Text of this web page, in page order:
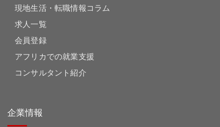
現地生活・転職情報コラム
求人一覧
会員登録
アフリカでの就業支援
コンサルタント紹介
企業情報